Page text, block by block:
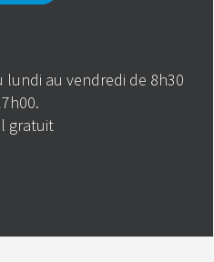
lundi au vendredi de 8h30
gratuit